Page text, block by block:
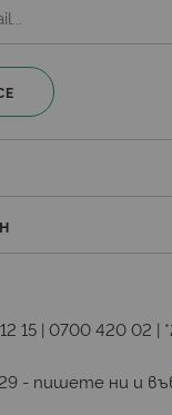
15 | 0700 420 02 |
- пишете ни и